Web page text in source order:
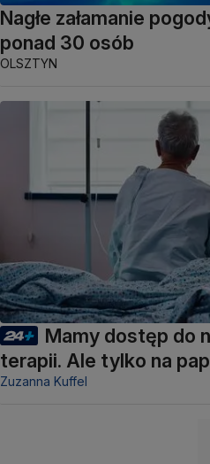
Nagłe załamanie
ponad 30 osób
OLSZTYN
Mamy dostęp do
terapii. Ale tylko na
Zuzanna Kuffel